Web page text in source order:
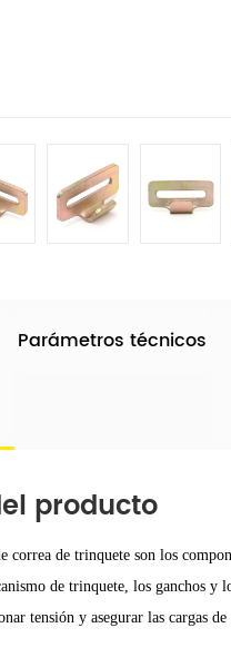
Parámetros técnicos
producto
correa de trinquete son los
de trinquete, los ganchos y
tensión y asegurar las cargas